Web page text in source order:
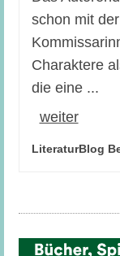
schon mit
Charaktere
die eine ...
weiter
LiteraturBlog